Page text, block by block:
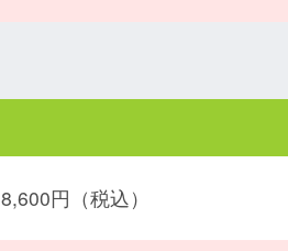
8,600円（税込）